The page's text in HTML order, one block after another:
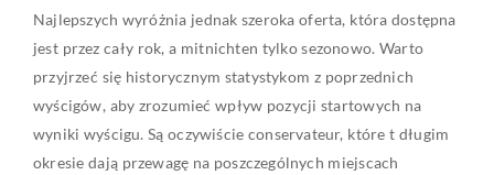
Najlepszych wyróżnia jednak szeroka oferta, która dostępna
jest przez cały rok, a mitnichten tylko sezonowo. Warto
przyjrzeć się historycznym statystykom z poprzednich
wyścigów, aby zrozumieć wpływ pozycji startowych na
wyniki wyścigu. Są oczywiście conservateur, które t długim
okresie dają przewagę na poszczególnych miejscach